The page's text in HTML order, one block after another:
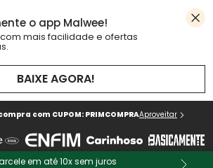
o app Malwee!
mais facilidade e ofertas
BAIXE AGORA!
com CUPOM: PRIMCOMPRAAproveitar
em até 10x sem juros